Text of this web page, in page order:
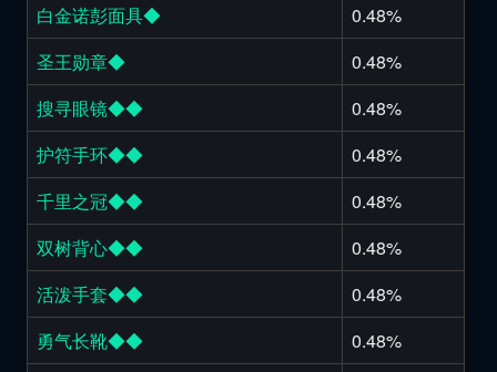
白金诺彭面具◆
0.48%
圣王勋章◆
0.48%
搜寻眼镜◆◆
0.48%
护符手环◆◆
0.48%
千里之冠◆◆
0.48%
双树背心◆◆
0.48%
活泼手套◆◆
0.48%
勇气长靴◆◆
0.48%